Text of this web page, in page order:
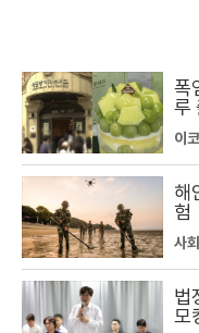
폭
루
이
해
험
사
법
모